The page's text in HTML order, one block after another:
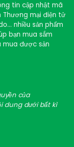
tin cập nhật mã
mại điện tử
nhiều sản phẩm
bạn mua sắm
mua được sản
của
dung dưới bất kì